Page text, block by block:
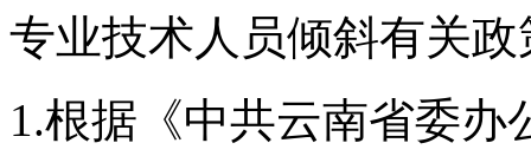
专业技术人员倾斜有关政
1.根据《中共云南省委